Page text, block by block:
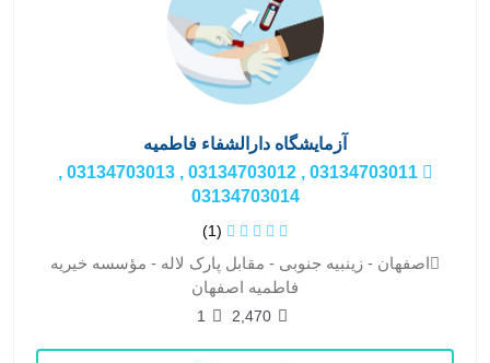
آزمایشگاه دارالشفاء فاطمیه
03134703011 , 03134703012 , 03134703013 ,
03134703014
(1)
اصفهان - زینبیه جنوبی - مقابل پارک لاله - مؤسسه خیریه
فاطمیه اصفهان
2,470
1